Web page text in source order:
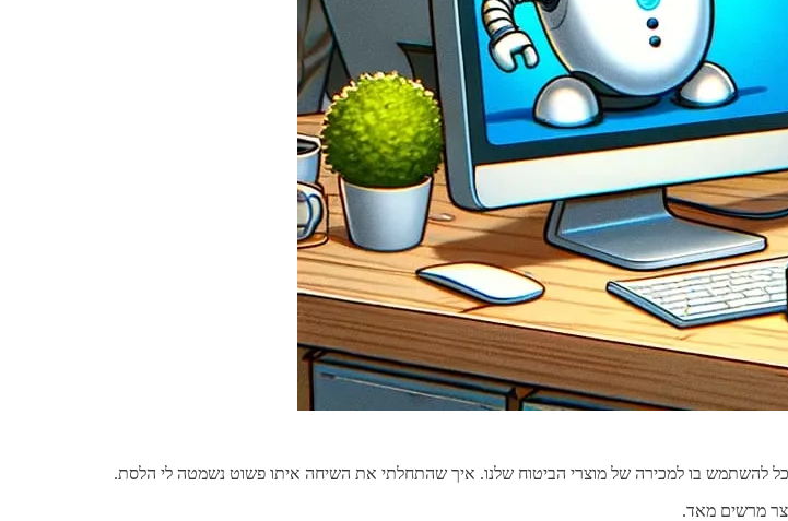
להשתמש בו למכירה של מוצרי הביטוח שלנו. איך שהתחלתי את השיחה איתו פשוט נשמטה לי הלסת.
מרשים מאד.